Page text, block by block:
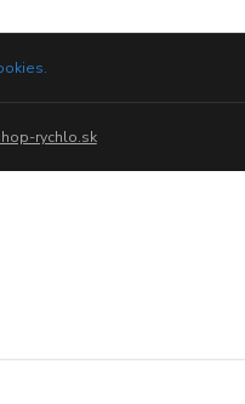
rychlo.sk